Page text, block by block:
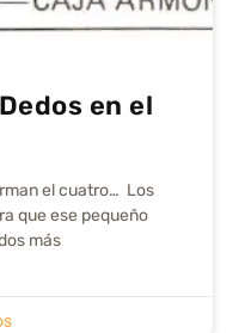
en el
el cuatro… Los
que ese pequeño
más